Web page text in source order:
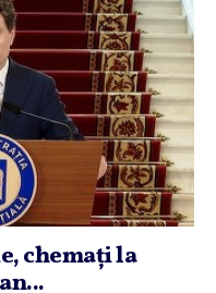
chemaţi la